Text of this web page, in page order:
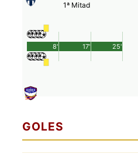
1ª Mitad
25'
8' 17'
GOLES